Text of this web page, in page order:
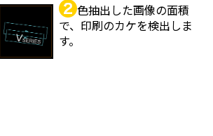
色抽出した画像の面積
で、印刷のカケを検出しま
す。